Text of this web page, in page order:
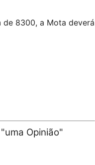
8300, a Mota deverá
Opinião"